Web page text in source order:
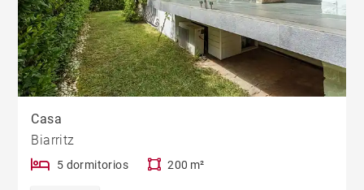
Casa
Biarritz
5 dormitorios 200 m²